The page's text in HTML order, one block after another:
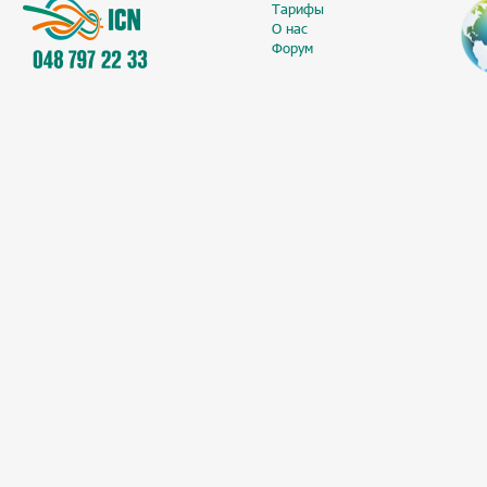
Тарифы
О нас
Форум